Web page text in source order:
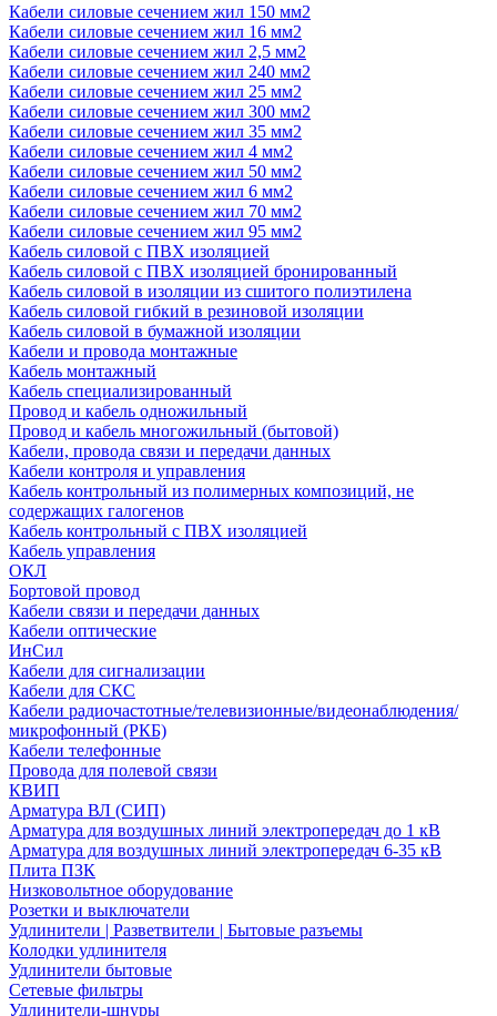
Кабели силовые сечением жил 150 мм2
Кабели силовые сечением жил 16 мм2
Кабели силовые сечением жил 2,5 мм2
Кабели силовые сечением жил 240 мм2
Кабели силовые сечением жил 25 мм2
Кабели силовые сечением жил 300 мм2
Кабели силовые сечением жил 35 мм2
Кабели силовые сечением жил 4 мм2
Кабели силовые сечением жил 50 мм2
Кабели силовые сечением жил 6 мм2
Кабели силовые сечением жил 70 мм2
Кабели силовые сечением жил 95 мм2
Кабель силовой с ПВХ изоляцией
Кабель силовой с ПВХ изоляцией бронированный
Кабель силовой в изоляции из сшитого полиэтилена
Кабель силовой гибкий в резиновой изоляции
Кабель силовой в бумажной изоляции
Кабели и провода монтажные
Кабель монтажный
Кабель специализированный
Провод и кабель одножильный
Провод и кабель многожильный (бытовой)
Кабели, провода связи и передачи данных
Кабели контроля и управления
Кабель контрольный из полимерных композиций, не
содержащих галогенов
Кабель контрольный с ПВХ изоляцией
Кабель управления
ОКЛ
Бортовой провод
Кабели связи и передачи данных
Кабели оптические
ИнСил
Кабели для сигнализации
Кабели для СКС
Кабели радиочастотные/телевизионные/видеонаблюдения/
микрофонный (РКБ)
Кабели телефонные
Провода для полевой связи
КВИП
Арматура ВЛ (СИП)
Арматура для воздушных линий электропередач до 1 кВ
Арматура для воздушных линий электропередач 6-35 кВ
Плита ПЗК
Низковольтное оборудование
Розетки и выключатели
Удлинители | Разветвители | Бытовые разъемы
Колодки удлинителя
Удлинители бытовые
Сетевые фильтры
Удлинители-шнуры